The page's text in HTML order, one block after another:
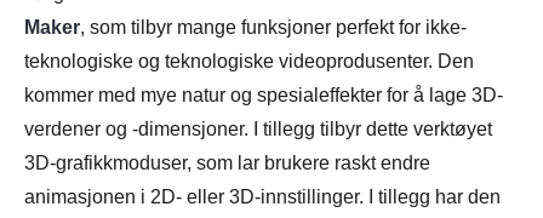
Maker, som tilbyr mange funksjoner perfekt for ikke-
teknologiske og teknologiske videoprodusenter. Den
kommer med mye natur og spesialeffekter for å lage 3D-
verdener og -dimensjoner. I tillegg tilbyr dette verktøyet
3D-grafikkmoduser, som lar brukere raskt endre
animasjonen i 2D- eller 3D-innstillinger. I tillegg har den